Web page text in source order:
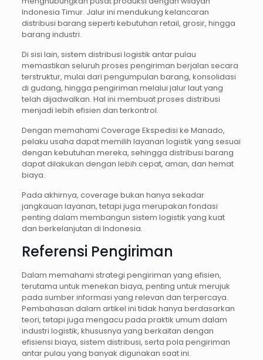
Indonesia Timur. Jalur ini mendukung kelancaran
distribusi barang seperti kebutuhan retail, grosir, hingga
barang industri.
Di sisi lain, sistem distribusi logistik antar pulau
memastikan seluruh proses pengiriman berjalan secara
terstruktur, mulai dari pengumpulan barang, konsolidasi
di gudang, hingga pengiriman melalui jalur laut yang
telah dijadwalkan. Hal ini membuat proses distribusi
menjadi lebih efisien dan terkontrol.
Dengan memahami Coverage Ekspedisi ke Manado,
pelaku usaha dapat memilih layanan logistik yang sesuai
dengan kebutuhan mereka, sehingga distribusi barang
dapat dilakukan dengan lebih cepat, aman, dan hemat
biaya.
Pada akhirnya, coverage bukan hanya sekadar
jangkauan layanan, tetapi juga merupakan fondasi
penting dalam membangun sistem logistik yang kuat
dan berkelanjutan di Indonesia.
Referensi Pengiriman
Dalam memahami strategi pengiriman yang efisien,
terutama untuk menekan biaya, penting untuk merujuk
pada sumber informasi yang relevan dan terpercaya.
Pembahasan dalam artikel ini tidak hanya berdasarkan
teori, tetapi juga mengacu pada praktik umum dalam
industri logistik, khususnya yang berkaitan dengan
efisiensi biaya, sistem distribusi, serta pola pengiriman
antar pulau yang banyak digunakan saat ini.